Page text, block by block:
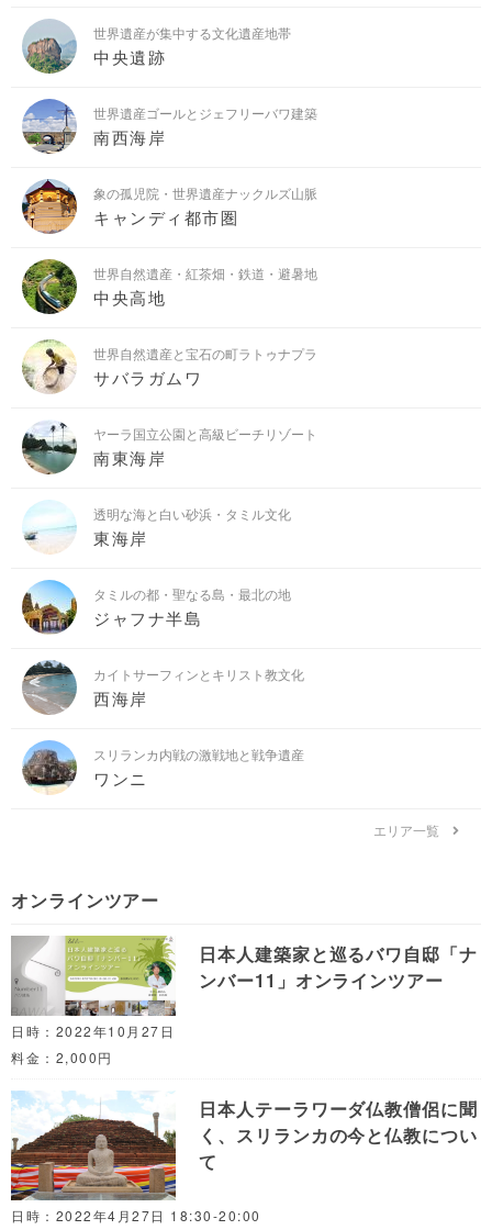
世界遺産が集中する文化遺産地帯
中央遺跡
世界遺産ゴールとジェフリーバワ建築
南西海岸
象の孤児院・世界遺産ナックルズ山脈
キャンディ都市圏
世界自然遺産・紅茶畑・鉄道・避暑地
中央高地
世界自然遺産と宝石の町ラトゥナプラ
サバラガムワ
ヤーラ国立公園と高級ビーチリゾート
南東海岸
透明な海と白い砂浜・タミル文化
東海岸
タミルの都・聖なる島・最北の地
ジャフナ半島
カイトサーフィンとキリスト教文化
西海岸
スリランカ内戦の激戦地と戦争遺産
ワンニ
エリア一覧
オンラインツアー
日本人建築家と巡るバワ自邸「ナ
ンバー11」オンラインツアー
日時：2022年10月27日
料金：2,000円
日本人テーラワーダ仏教僧侶に聞
く、スリランカの今と仏教につい
て
日時：2022年4月27日 18:30-20:00